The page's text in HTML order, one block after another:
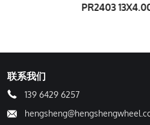
联系我们
139 6429 6257